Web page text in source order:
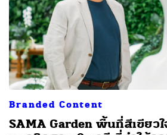
Branded Content
SAMA Garden พื้นที่สีเขียว
ค้นหา
SHARE TWEET